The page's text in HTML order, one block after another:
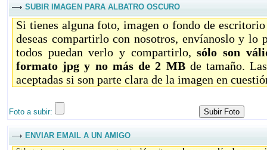
SUBIR IMAGEN PARA ALBATRO OSCURO
Si tienes alguna foto, imagen o fondo de
deseas compartirlo con nosotros, envíanoslo y lo
todos puedan verlo y compartirlo,sólo son
formato jpg y no más de 2 MBde tamaño.
aceptadas si son parte clara de la imagen en
Foto a subir:
ENVIAR EMAIL A UN AMIGO